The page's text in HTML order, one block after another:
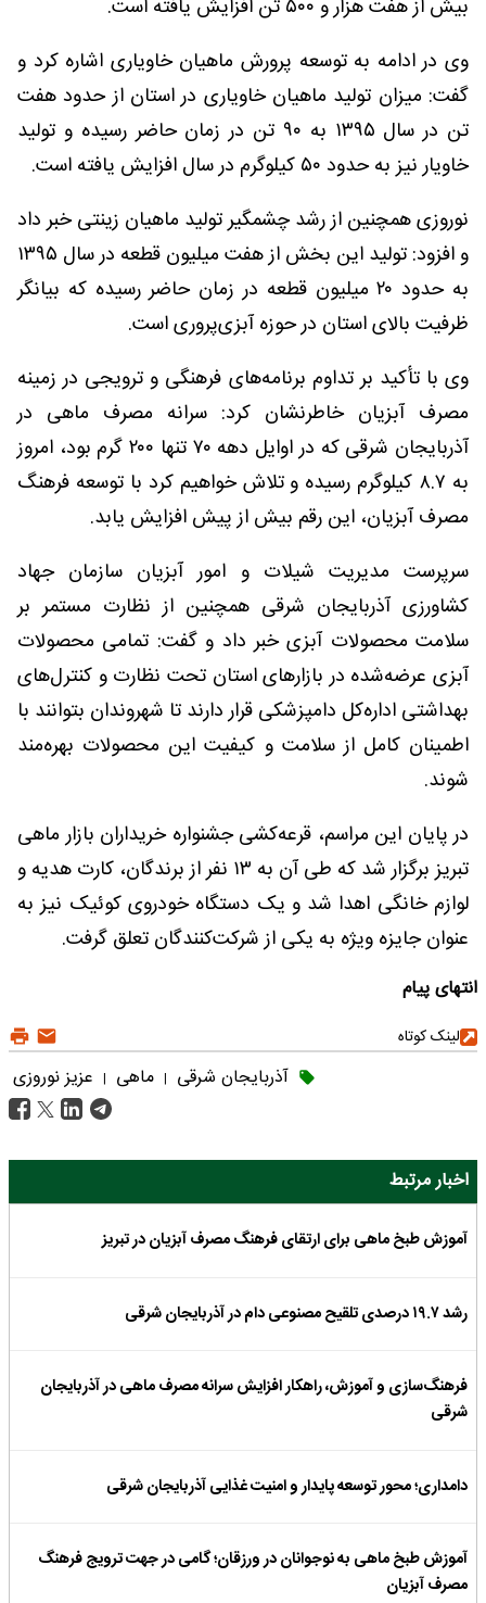
بیش از هفت هزار و ۵۰۰ تن افزایش یافته است.
وی در ادامه به توسعه پرورش ماهیان خاویاری اشاره کرد و
گفت: میزان تولید ماهیان خاویاری در استان از حدود هفت
تن در سال ۱۳۹۵ به ۹۰ تن در زمان حاضر رسیده و تولید
خاویار نیز به حدود ۵۰ کیلوگرم در سال افزایش یافته است.
نوروزی همچنین از رشد چشمگیر تولید ماهیان زینتی خبر داد
و افزود: تولید این بخش از هفت میلیون قطعه در سال ۱۳۹۵
به حدود ۲۰ میلیون قطعه در زمان حاضر رسیده که بیانگر
ظرفیت بالای استان در حوزه آبزی‌پروری است.
وی با تأکید بر تداوم برنامه‌های فرهنگی و ترویجی در زمینه
مصرف آبزیان خاطرنشان کرد: سرانه مصرف ماهی در
آذربایجان شرقی که در اوایل دهه ۷۰ تنها ۲۰۰ گرم بود، امروز
به ۸.۷ کیلوگرم رسیده و تلاش خواهیم کرد با توسعه فرهنگ
مصرف آبزیان، این رقم بیش از پیش افزایش یابد.
سرپرست مدیریت شیلات و امور آبزیان سازمان جهاد
کشاورزی آذربایجان شرقی همچنین از نظارت مستمر بر
سلامت محصولات آبزی خبر داد و گفت: تمامی محصولات
آبزی عرضه‌شده در بازارهای استان تحت نظارت و کنترل‌های
بهداشتی اداره‌کل دامپزشکی قرار دارند تا شهروندان بتوانند با
اطمینان کامل از سلامت و کیفیت این محصولات بهره‌مند
شوند.
در پایان این مراسم، قرعه‌کشی جشنواره خریداران بازار ماهی
تبریز برگزار شد که طی آن به ۱۳ نفر از برندگان، کارت هدیه و
لوازم خانگی اهدا شد و یک دستگاه خودروی کوئیک نیز به
عنوان جایزه ویژه به یکی از شرکت‌کنندگان تعلق گرفت.
انتهای پیام
لینک کوتاه
آذربایجان شرقی | ماهی | عزیز نوروزی
اخبار مرتبط
آموزش طبخ ماهی برای ارتقای فرهنگ مصرف آبزیان در تبریز
رشد ۱۹.۷ درصدی تلقیح مصنوعی دام در آذربایجان شرقی
فرهنگ‌سازی و آموزش، راهکار افزایش سرانه مصرف ماهی در آذربایجان
شرقی
دامداری؛ محور توسعه پایدار و امنیت غذایی آذربایجان شرقی
آموزش طبخ ماهی به نوجوانان در ورزقان؛ گامی در جهت ترویج فرهنگ
مصرف آبزیان